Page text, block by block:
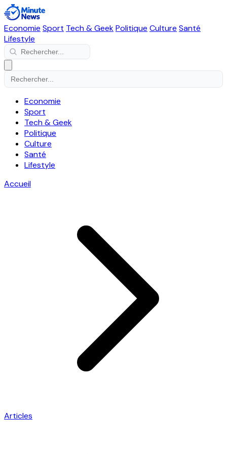
Economie Sport Tech & GeekPolitique Culture Santé
Lifestyle
Economie
Sport
Tech & Geek
Politique
Culture
Santé
Lifestyle
Accueil
Articles